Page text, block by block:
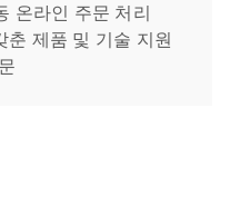
온라인 주문 처리
제품 및 기술 지원